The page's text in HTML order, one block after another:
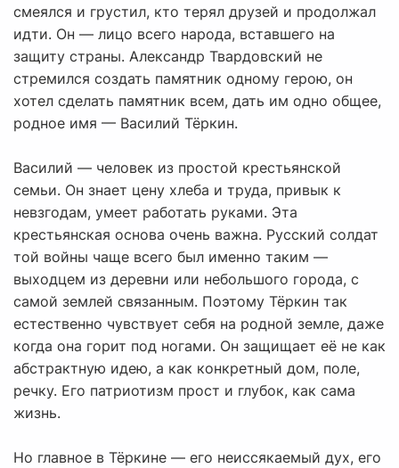
смеялся и грустил, кто терял друзей и продолжал
идти. Он — лицо всего народа, вставшего на
защиту страны. Александр Твардовский не
стремился создать памятник одному герою, он
хотел сделать памятник всем, дать им одно общее,
родное имя — Василий Тёркин.
Василий — человек из простой крестьянской
семьи. Он знает цену хлеба и труда, привык к
невзгодам, умеет работать руками. Эта
крестьянская основа очень важна. Русский солдат
той войны чаще всего был именно таким —
выходцем из деревни или небольшого города, с
самой землей связанным. Поэтому Тёркин так
естественно чувствует себя на родной земле, даже
когда она горит под ногами. Он защищает её не как
абстрактную идею, а как конкретный дом, поле,
речку. Его патриотизм прост и глубок, как сама
жизнь.
Но главное в Тёркине — его неиссякаемый дух, его